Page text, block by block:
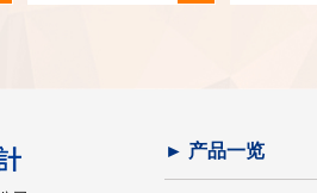
► 产品一览